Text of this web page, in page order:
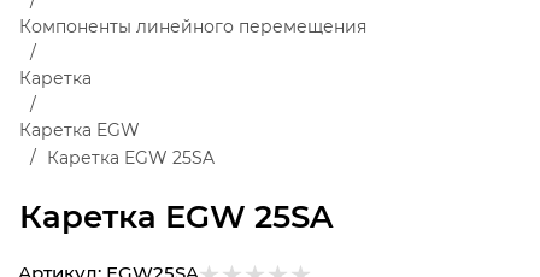
Каретка EGW 25SA
Компоненты линейного перемещения
Каретка
Каретка EGW
Каретка EGW 25SA